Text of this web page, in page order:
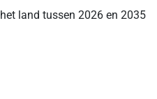
land tussen 2026 en 2035